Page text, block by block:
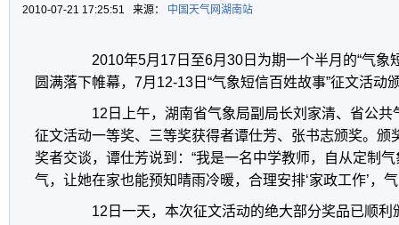
2010-07-21 17:25:51 来源： 中国天气网湖南站
2010年5月17日至6月30日为期一个半月的“气象
圆满落下帷幕，7月12-13日“气象短信百姓故事”征文活动
12日上午，湖南省气象局副局长刘家清、省公共
征文活动一等奖、三等奖获得者谭仕芳、张书志颁奖。颁
奖者交谈，谭仕芳说到：“我是一名中学教师，自从定制
气，让她在家也能预知晴雨冷暖，合理安排‘家政工作’，
12日一天，本次征文活动的绝大部分奖品已顺利